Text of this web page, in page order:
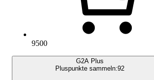
9500
G2A Plus
Pluspunkte sammeln:92